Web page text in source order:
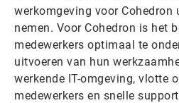
werkomgeving voor Cohedron
nemen. Voor Cohedron is het
medewerkers optimaal te
uitvoeren van hun
werkende IT-omgeving, vlotte
medewerkers en snelle